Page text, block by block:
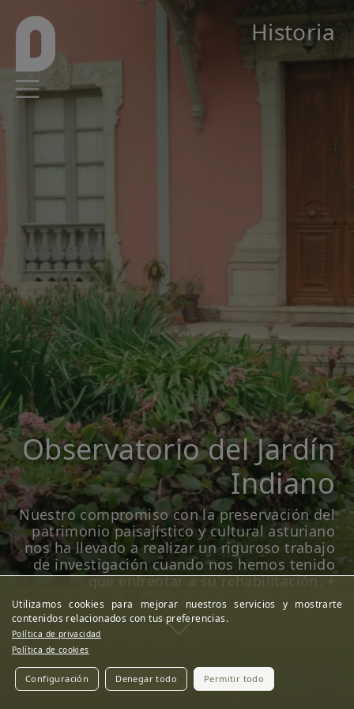
Pasar al contenido principal
Historia
Observatorio del Jardín
Indiano
Nuestro compromiso con la preservación del
patrimonio paisajístico y cultural asturiano
nos ha llevado a realizar un riguroso trabajo
de investigación cuando nos hemos tenido
que enfrentar a su rehabilitación.+
Utilizamos cookies para mejorar nuestros servicios y mostrarte
contenidos relacionados con tus preferencias.
Política de privacidad
Política de cookies
Configuración Denegar todo Permitir todo